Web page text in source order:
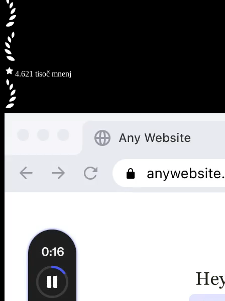
4.621 tisoč mnenj